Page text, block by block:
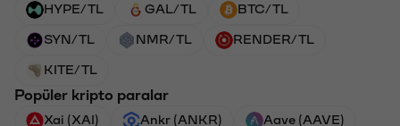
HYPE/TL GAL/TL BTC/TL
SYN/TL NMR/TL RENDER/TL
KITE/TL
Popüler kripto paralar
Xai (XAI) Ankr (ANKR) Aave (AAVE)